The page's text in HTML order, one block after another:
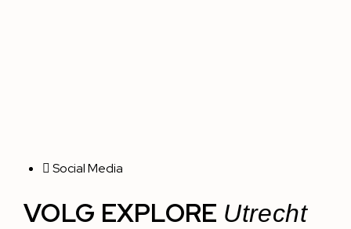
Social Media
VOLG EXPLORE Utrecht